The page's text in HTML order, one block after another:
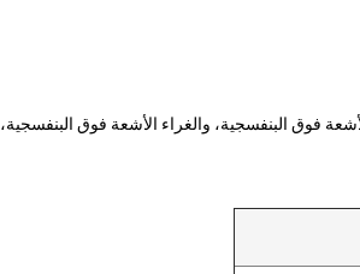
فوق البنفسجية، والغراء الأشعة فوق البنفسجية،